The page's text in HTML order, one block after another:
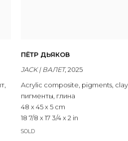
ПЁТР ДЬЯКОВ
JACK | ВАЛЕТ,2025
Acrylic composite pigments
пигменты глина
48 x 45 x 5 cm
18 7/8 x 17 3/4 x 2 in
SOLD